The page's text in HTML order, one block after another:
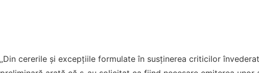
„Din cererile şi excepţiile formulate în susţinerea criticilor